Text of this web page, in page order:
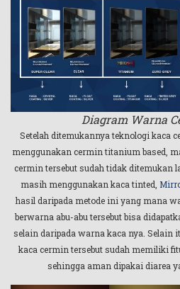
Diagram Warna
Setelah ditemukannya teknologi kaca
menggunakan cermin titanium based,
cermin tersebut sudah tidak ditemukan
masih menggunakan kaca tinted,
hasil daripada metode ini yang mana
berwarna abu-abu tersebut bisa
selain daripada warna kaca nya. Selain
kaca cermin tersebut sudah memiliki
sehingga aman dipakai diarea